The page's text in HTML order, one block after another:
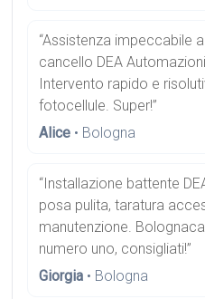
“Assistenza impeccabile
cancello DEA
Intervento rapido e
fotocellule. Super!”
Alice • Bologna
“Installazione battente
posa pulita, taratura
manutenzione.
numero uno, consigliati!”
Giorgia • Bologna